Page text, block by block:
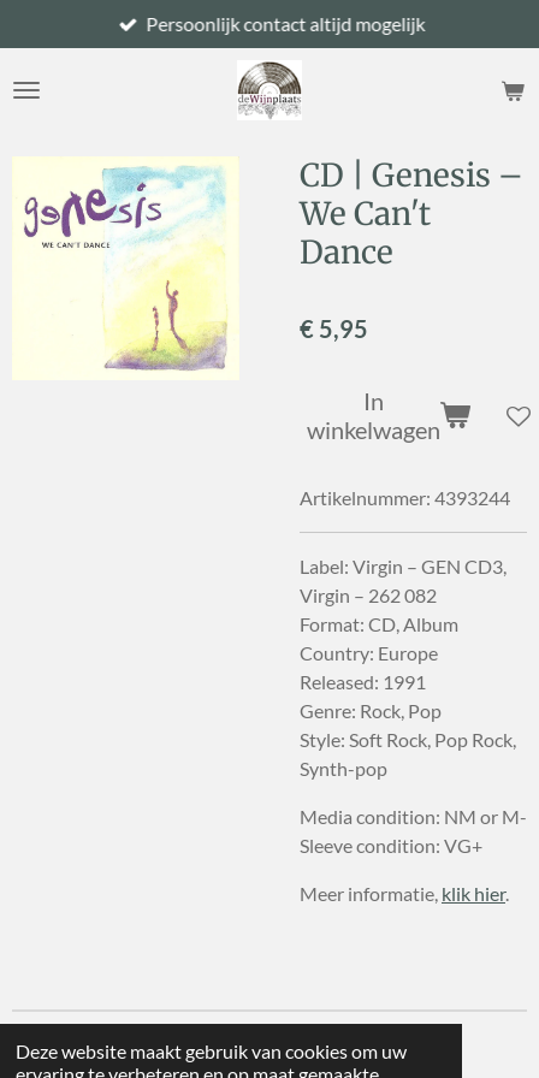
Deze website maakt gebruik van cookies om uw
direct
naar
Persoonlijk contact altijd mogelijk
CD | Genesis –
We Can't
Dance
€ 5,95
In
winkelwagen
Artikelnummer: 4393244
Label: Virgin – GEN CD3,
Virgin – 262 082
Format: CD, Album
Country: Europe
Released: 1991
Genre: Rock, Pop
Style: Soft Rock, Pop Rock,
Synth-pop
Media condition: NM or M-
Sleeve condition: VG+
Meer informatie, klik hier.